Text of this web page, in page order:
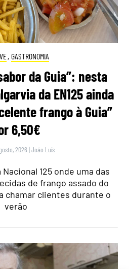
, GASTRONOMIA
da Guia”: nesta
da EN125 ainda
frango à Guia”
6,50€
2026 |João Luís
125 onde uma das
de frango assado do
chamar clientes durante o
verão